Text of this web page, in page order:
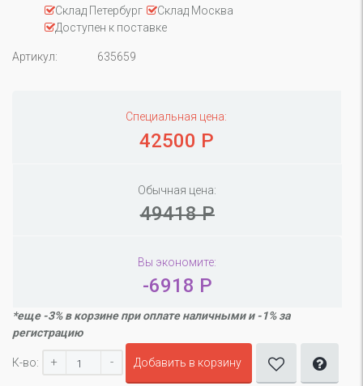
Склад Петербург
Склад Москва
Доступен к поставке
Артикул: 635659
Специальная цена:
42500 Р
Обычная цена:
49418 Р
Вы экономите:
-6918 Р
*еще -3% в корзине при оплате наличными и -1% за
регистрацию
К-во: + - Добавить в корзину